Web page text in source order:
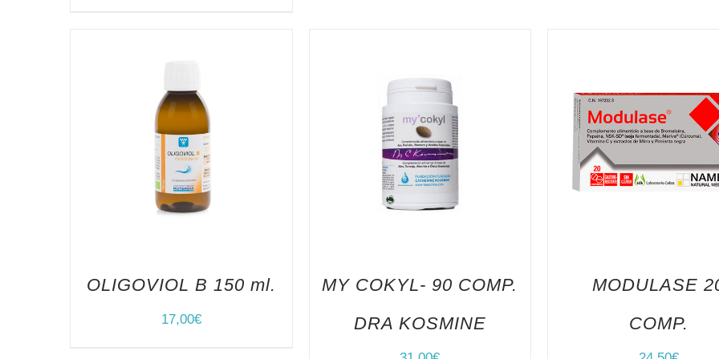
OLIGOVIOL B 150 ml.
17,00€
MY COKYL- 90 COMP.
DRA KOSMINE
MODULASE
COMP.